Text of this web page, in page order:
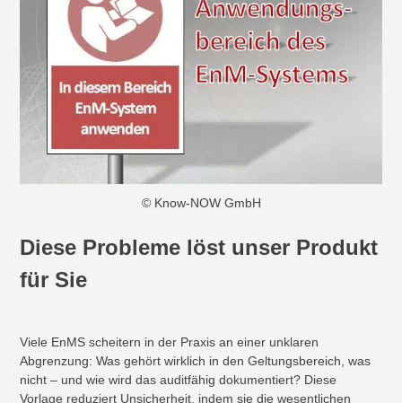
© Know-NOW GmbH
Diese Probleme löst unser Produkt
für Sie
Viele EnMS scheitern in der Praxis an einer unklaren
Abgrenzung: Was gehört wirklich in den Geltungsbereich, was
nicht – und wie wird das auditfähig dokumentiert? Diese
Vorlage reduziert Unsicherheit, indem sie die wesentlichen